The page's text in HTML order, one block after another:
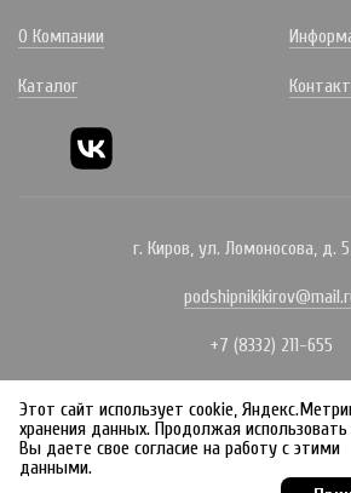
О Компании
Каталог
г. Киров, ул. Ломоносова, д.
+7 (8332) 211-655
Политика
Создание сайта:
Этот сайт использует cookie,
хранения данных. Продолжая использовать
Вы даете свое согласие на работу с этими
данными.